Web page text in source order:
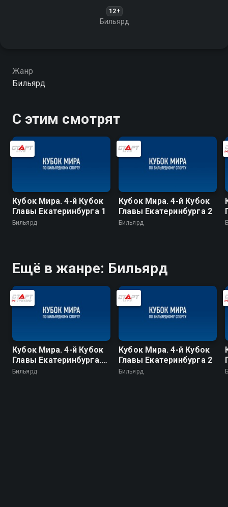
12+
Бильярд
Жанр
Бильярд
С этим смотрят
Кубок Мира. 4-й Кубок
Главы Екатеринбурга 1
Бильярд
Кубок Мира. 4-й Кубок
Главы Екатеринбурга 2
Бильярд
Ещё в жанре: Бильярд
Кубок Мира. 4-й Кубок
Главы Екатеринбурга.
Финал. Женщины
Бильярд
Кубок Мира. 4-й Кубок
Главы Екатеринбурга 2
Бильярд